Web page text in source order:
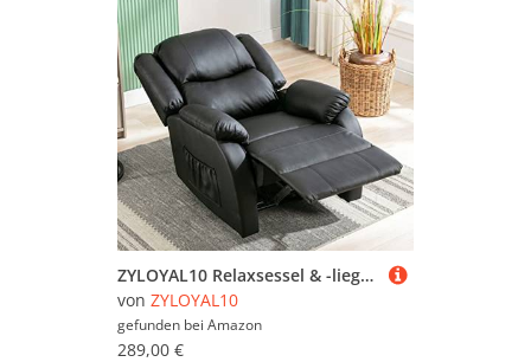
ZYLOYAL10 Relaxsessel & -liegen Einzelsessel Fernsehsessel Ausziehließer Liegestuhl PU Leder Sessel Liege Einlades Sofa Akzent Stuhl Handbuch Liege mit PU-Leder mit Fußstütze XXL (schwarz)
von ZYLOYAL10
gefunden bei Amazon
289,00 €